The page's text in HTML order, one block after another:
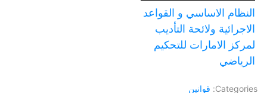
النظام الاساسي و القواعد
الاجرائية ولائحة التأديب
لمركز الامارات للتحكيم
الرياضي
Categories: قوانين